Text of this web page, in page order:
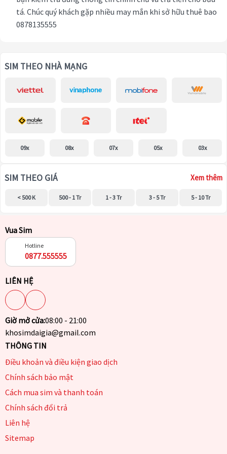
tá. Chúc quý khách gặp nhiều may mắn khi sở hữu thuê bao
0878135555
SIM THEO NHÀ MẠNG
09x 08x 07x 05x 03x
SIM THEO GIÁ Xem thêm
< 500 K 500 - 1 Tr 1 - 3 Tr 3 - 5 Tr 5 - 10 Tr
Vua Sim
Hotline
0877.555555
LIÊN HỆ
Giờ mở cửa:08:00 - 21:00
khosimdaigia@gmail.com
THÔNG TIN
Điều khoản và điều kiện giao dịch
Chính sách bảo mật
Cách mua sim và thanh toán
Chính sách đổi trả
Liên hệ
Sitemap